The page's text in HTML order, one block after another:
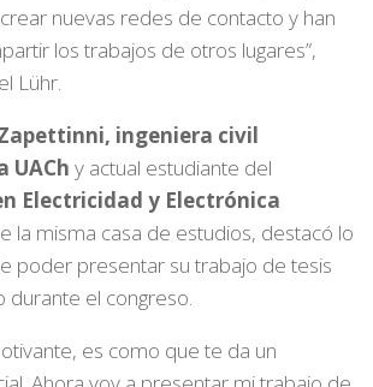
nuevas redes de contacto y han
los trabajos de otros lugares”,
Lühr.
ingeniera civil
UACh y actual estudiante del
Electricidad y Electrónica
la misma casa de estudios, destacó lo
poder presentar su trabajo de tesis
durante el congreso.
es como que te da un